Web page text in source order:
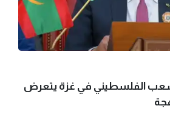
الفلسطيني في غزة يتعرض